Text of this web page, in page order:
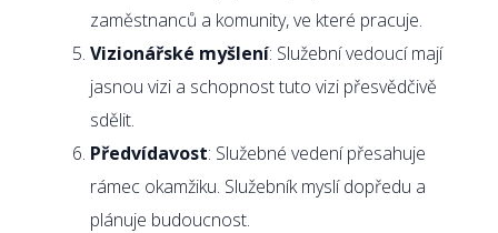
zaměstnanců a komunity, ve které pracuje.
Vizionářské myšlení: Služební vedoucí mají
jasnou vizi a schopnost tuto vizi přesvědčivě
sdělit.
Předvídavost: Služebné vedení přesahuje
rámec okamžiku. Služebník myslí dopředu a
plánuje budoucnost.